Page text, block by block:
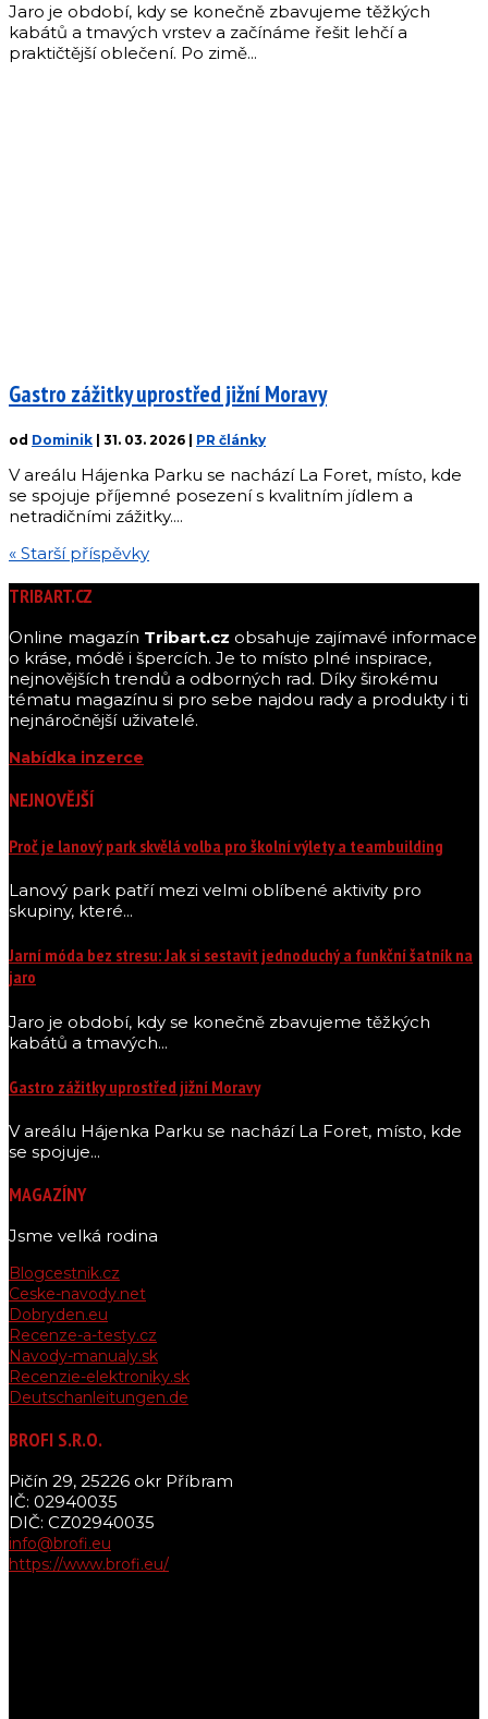
Jaro je období, kdy se konečně zbavujeme těžkých
kabátů a tmavých vrstev a začínáme řešit lehčí a
praktičtější oblečení. Po zimě...
Gastro zážitky uprostřed jižní Moravy
od Dominik 31. 03. 2026 PR články
V areálu Hájenka Parku se nachází La Foret, místo, kde
se spojuje příjemné posezení s kvalitním jídlem a
netradičními zážitky....
« Starší příspěvky
TRIBART.CZ
Online magazín Tribart.cz obsahuje zajímavé informace
o kráse, módě i špercích. Je to místo plné inspirace,
nejnovějších trendů a odborných rad. Díky širokému
tématu magazínu si pro sebe najdou rady a produkty i ti
nejnáročnější uživatelé.
Nabídka inzerce
NEJNOVĚJŠÍ
Proč je lanový park skvělá volba pro školní výlety a teambuilding
Lanový park patří mezi velmi oblíbené aktivity pro
skupiny, které...
Jarní móda bez stresu: Jak si sestavit jednoduchý a funkční šatník na
jaro
Jaro je období, kdy se konečně zbavujeme těžkých
kabátů a tmavých...
Gastro zážitky uprostřed jižní Moravy
V areálu Hájenka Parku se nachází La Foret, místo, kde
se spojuje...
MAGAZÍNY
Jsme velká rodina
Blogcestnik.cz
Ceske-navody.net
Dobryden.eu
Recenze-a-testy.cz
Navody-manualy.sk
Recenzie-elektroniky.sk
Deutschanleitungen.de
BROFI S.R.O.
Pičín 29, 25226 okr Příbram
IČ: 02940035
DIČ: CZ02940035
info@brofi.eu
https://www.brofi.eu/